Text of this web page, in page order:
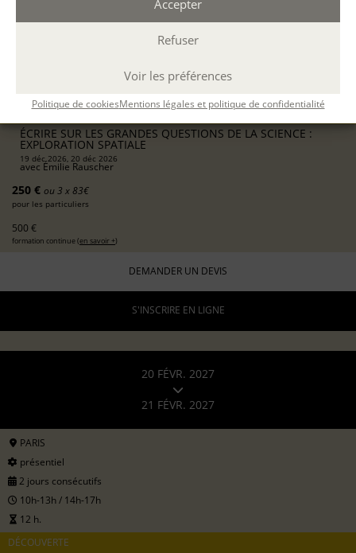
Accepter
Refuser
Voir les préférences
Politique de cookiesMentions légales et politique de confidentialité
DÉCOUVERTE
ÉCRIRE SUR LES GRANDES QUESTIONS DE LA SCIENCE :
EXPLORATION SPATIALE
19 déc 2026, 20 déc 2026
avec Émilie Rauscher
250 € ou 3 x 83€
pour les particuliers
500 €
formation continue (en savoir +)
DEMANDER UN DEVIS
S'INSCRIRE EN LIGNE
20 FÉVR. 2027
21 FÉVR. 2027
PARIS
présentiel
2 jours consécutifs
10h-13h / 14h-17h
12 h.
DÉCOUVERTE